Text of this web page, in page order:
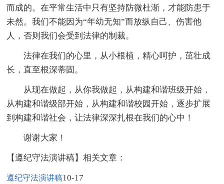
而成的。在平常生活中只有坚持防微杜渐，才能防患于
未然。我们不能因为“年幼无知”而放纵自己、伤害他
人，否则我们会受到法律的制裁。
法律在我们的心里，从小根植，精心呵护，茁壮成
长，直至根深蒂固。
从现在做起，从你我做起，从构建和谐班级开始，
从构建和谐级部开始，从构建和谐校园开始，逐步扩展
到构建和谐社会，让法律深深扎根在我们的心中！
谢谢大家！
【遵纪守法演讲稿】相关文章：
遵纪守法演讲稿10-17